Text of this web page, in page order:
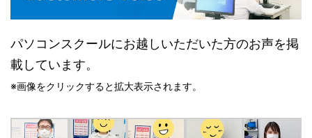
パソコンスクールにお越しいただいた方のお声を掲
載しています。
※画像をクリックすると拡大表示されます。